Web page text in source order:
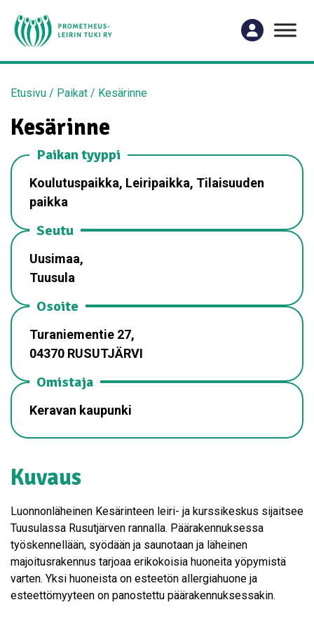
Etusivu / Paikat / Kesärinne
Kesärinne
Paikan tyyppi
Koulutuspaikka, Leiripaikka, Tilaisuuden
paikka
Seutu
Uusimaa,
Tuusula
Osoite
Turaniementie 27,
04370 RUSUTJÄRVI
Omistaja
Keravan kaupunki
Kuvaus
Luonnonläheinen Kesärinteen leiri- ja kurssikeskus sijaitsee
Tuusulassa Rusutjärven rannalla. Päärakennuksessa
työskennellään, syödään ja saunotaan ja läheinen
majoitusrakennus tarjoaa erikokoisia huoneita yöpymistä
varten. Yksi huoneista on esteetön allergiahuone ja
esteettömyyteen on panostettu päärakennuksessakin.